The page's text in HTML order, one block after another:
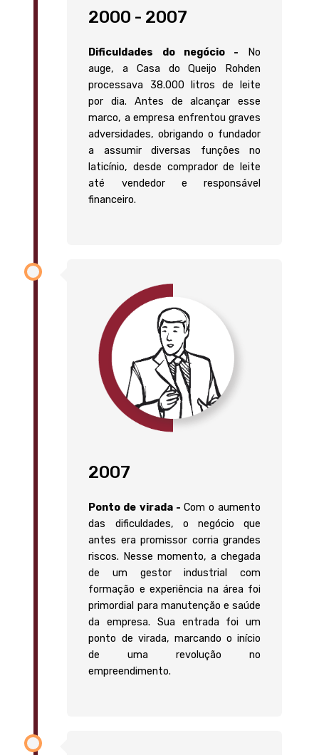
2000 - 2007
Dificuldades do negócio - No
auge, a Casa do Queijo Rohden
processava 38.000 litros de leite
por dia. Antes de alcançar esse
marco, a empresa enfrentou graves
adversidades, obrigando o fundador
a assumir diversas funções no
laticínio, desde comprador de leite
até vendedor e responsável
financeiro.
2007
Ponto de virada - Com o aumento
das dificuldades, o negócio que
antes era promissor corria grandes
riscos. Nesse momento, a chegada
de um gestor industrial com
formação e experiência na área foi
primordial para manutenção e saúde
da empresa. Sua entrada foi um
ponto de virada, marcando o início
de uma revolução no
empreendimento.